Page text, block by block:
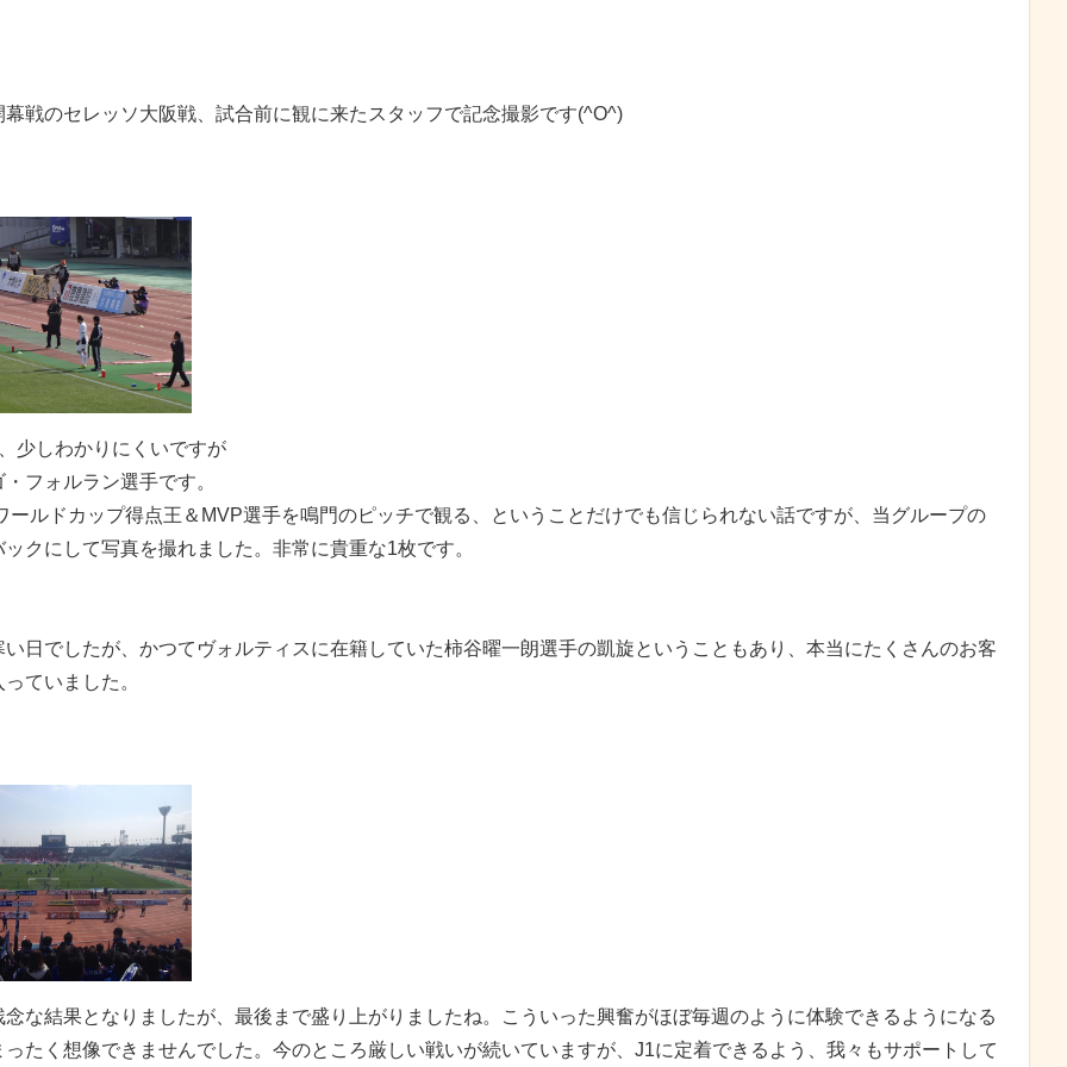
幕戦のセレッソ大阪戦、試合前に観に来たスタッフで記念撮影です(^O^)
少しわかりにくいですが
フォルラン選手です。
ールドカップ得点王＆MVP選手を鳴門のピッチで観る、ということだけでも信じられない話ですが、当グループの
クにして写真を撮れました。非常に貴重な1枚です。
い日でしたが、かつてヴォルティスに在籍していた柿谷曜一朗選手の凱旋ということもあり、本当にたくさんのお客
ていました。
念な結果となりましたが、最後まで盛り上がりましたね。こういった興奮がほぼ毎週のように体験できるようになる
ったく想像できませんでした。今のところ厳しい戦いが続いていますが、J1に定着できるよう、我々もサポートして